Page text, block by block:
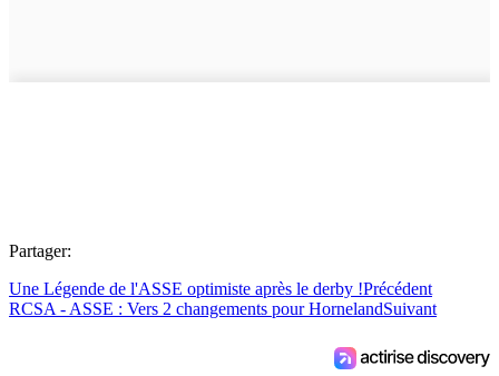
Partager:
Une Légende de l'ASSE optimiste après le derby !Précédent
RCSA - ASSE : Vers 2 changements pour HornelandSuivant